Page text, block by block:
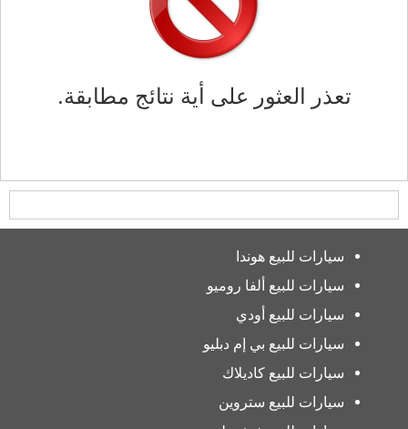
تعذر العثور على أية نتائج مطابقة.
سيارات للبيع هوندا
سيارات للبيع ألفا روميو
سيارات للبيع أودي
سيارات للبيع بي إم دبليو
سيارات للبيع كاديلاك
سيارات للبيع ستروين